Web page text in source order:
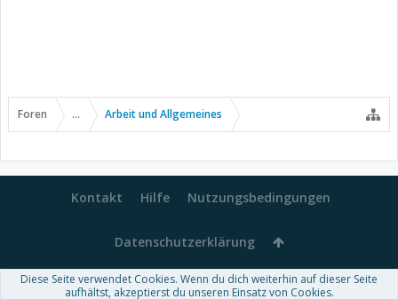
Foren ... Arbeit und Allgemeines
Kontakt Hilfe Nutzungsbedingungen
Datenschutzerklärung
Forum software by XenForo™-Deutsch von xenDach
Diese Seite verwendet Cookies. Wenn du dich weiterhin auf dieser Seite
aufhältst, akzeptierst du unseren Einsatz von Cookies.